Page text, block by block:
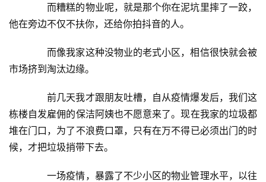
娱
艺
房
产
家
具
而糟糕的物业呢，就是那个你在泥坑里摔了一跤，
他在旁边不仅不扶你，还给你拍抖音的人。
而像我家这种没物业的老式小区，相信很快就会被
市场挤到淘汰边缘。
前几天我才跟朋友吐槽，自从疫情爆发后，我们这
栋楼自发雇佣的保洁阿姨也不愿意来了。现在我家的垃圾都
堆在门口，为了不浪费口罩，只有在万不得已必须出门的时
候，才把垃圾捎带下去。
一场疫情，暴露了不少小区的物业管理水平，以往